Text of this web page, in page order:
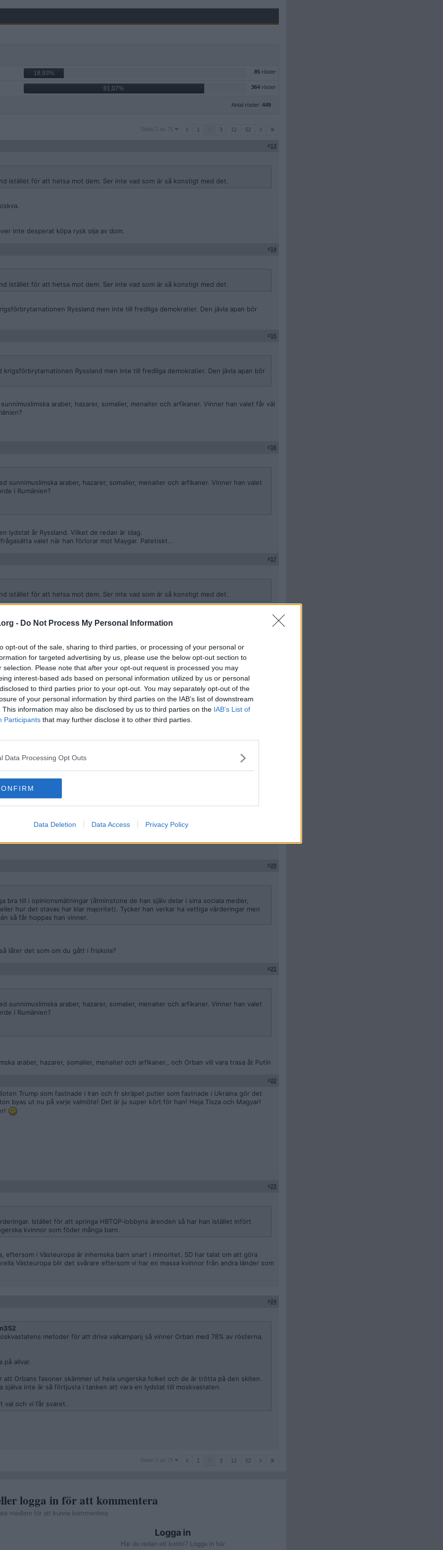
- Do Not Process My Personal Information
opt-out of the sale, sharing to third parties, or processing of your personal or
for targeted advertising by us, please use the below opt-out section to
selection. Please note that after your opt-out request is processed you may
interest-based ads based on personal information utilized by us or personal
to third parties prior to your opt-out. You may separately opt-out of the
of your personal information by third parties on the IAB’s list of downstream
This information may also be disclosed by us to third parties on the IAB’s List of
Participants that may further disclose it to other third parties.
Data Processing Opt Outs
Data Deletion Data Access Privacy Policy
18,93% 85 röster
81,07% 364 röster
Antal röster: 449
Sidan
Sidan 2 av 75 1 3 12 52
#13
istället för att hetsa mot dem. Ser inte vad som är så konstigt med det.
inte desperat köpa rysk olja av dom.
#14
istället för att hetsa mot dem. Ser inte vad som är så konstigt med det.
Ryssland men inte till fredliga demokratier. Den jävla apan bör
#15
krigsförbrytarnationen Ryssland men inte till fredliga demokratier. Den jävla apan bör
araber, hazarer, somalier, menaiter och arfikaner. Vinner han valet får väl
#16
sunnimuslimska araber, hazarer, somalier, menaiter och arfikaner. Vinner han valet
i Rumänien?
lydstat år Ryssland. Vilket de redan är idag.
valet när han förlorar mot Maygar. Patetiskt...
#17
istället för att hetsa mot dem. Ser inte vad som är så konstigt med det.
största krigshetsarna i Europa?
största krigshetsaren i världen just nu?
Ryssland men inte till fredliga demokratier. Den jävla apan bör
man gillar det eller ej. Då är det smart att hålla sig på god fot med dem. Speciellt när de
dust med Ryssland. Alla araber och negrer som dagligen svämmar över Europas
som skyddar sina gränser och säger Nej till EUs krav på att förvandla landet till ett
oavsett hur mycket böter de hotar med. Skulle han förlora så kommer även Ungern
som medföljer med dem.
Istället för att springa HBTQP-lobbyns ärenden så har han istället infört livstids
som föder många barn.
fortfarande hejar på kamrat Orban.
#20
bra till i opinionsmätningar (åtminstone de han själv delar i sina sociala medier,
hur det stavas har klar majoritet). Tycker han verkar ha vettiga värderingar men
så får hoppas han vinner.
låter det som om du gått i friskola?
#21
sunnimuslimska araber, hazarer, somalier, menaiter och arfikaner. Vinner han valet
i Rumänien?
araber, hazarer, somalier, menaiter och arfikaner., och Orban vill vara trasa åt Putin
#22
Trump som fastnade i Iran och fr skräpet putler som fastnade i Ukraina gör det
byas ut nu på varje valmöte! Det är ju super kört för han! Heja Tisza och Magyar!
#23
Istället för att springa HBTQP-lobbyns ärenden så har han istället infört
kvinnor som föder många barn.
eftersom i Västeuropa är inhemska barn snart i minoritet. SD har talat om att göra
Västeuropa blir det svårare eftersom vi har en massa kvinnor från andra länder som
#24
metoder för att driva valkampanj så vinner Orban med 78% av rösterna.
på allvar.
Orbans fasoner skämmer ut hela ungerska folket och de är trötta på den skiten.
inte är så förtjusta i tanken att vara en lydstat till moskvastaten.
val och vi får svaret.
Sidan
Sidan 2 av 75 1 3 12 52
logga in för att kommentera
medlem för att kunna kommentera
Logga in
Har du redan ett konto? Logga in här